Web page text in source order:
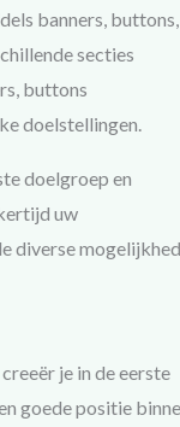
banners, buttons,
secties
buttons
doelstellingen.
doelgroep en
uw
diverse
je in de eerste
goede positie